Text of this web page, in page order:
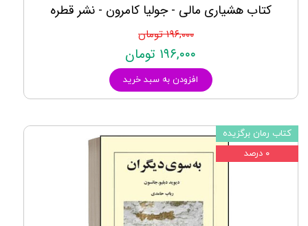
کتاب هشیاری مالی - جولیا کامرون - نشر قطره
۱۹۶,۰۰۰ تومان
۱۹۶,۰۰۰ تومان
افزودن به سبد خرید
کتاب رمان برگزیده
۰ درصد